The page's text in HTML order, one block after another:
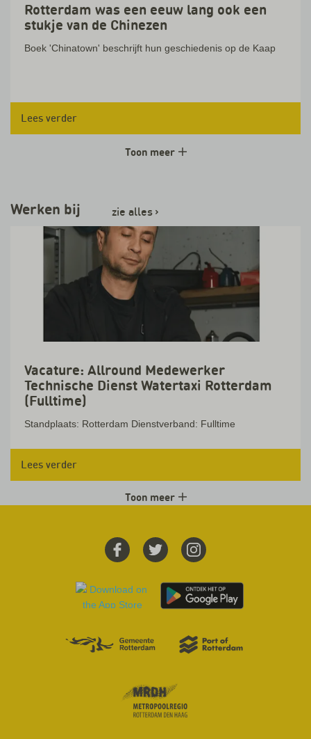
Rotterdam was een eeuw lang ook een
stukje van de Chinezen
Boek 'Chinatown' beschrijft hun geschiedenis op de Kaap
Lees verder
Toon meer
Werken bij zie alles ›
Vacature: Allround Medewerker
Technische Dienst Watertaxi Rotterdam
(Fulltime)
Standplaats: Rotterdam Dienstverband: Fulltime
Lees verder
Toon meer